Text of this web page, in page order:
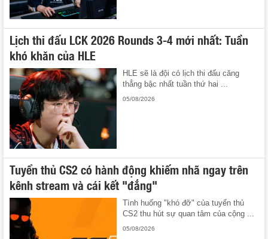
Lịch thi đấu LCK 2026 Rounds 3-4 mới nhất: Tuần
khó khăn của HLE
HLE sẽ là đội có lịch thi đấu căng
thẳng bậc nhất tuần thứ hai ...
05/08/2026
Tuyển thủ CS2 có hành động khiếm nhã ngay trên
kênh stream và cái kết "đắng"
Tình huống "khó đỡ" của tuyển thủ
CS2 thu hút sự quan tâm của cộng ...
05/08/2026